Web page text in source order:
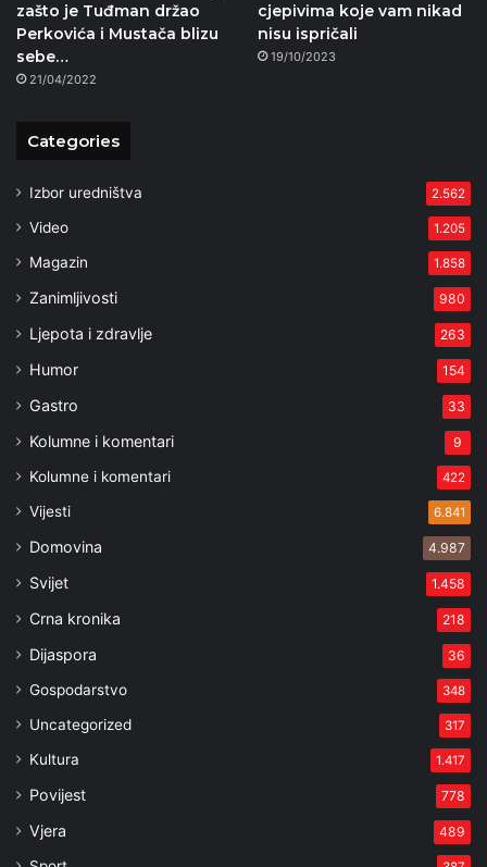
zašto je Tuđman držao
Perkovića i Mustača blizu
sebe…
21/04/2022
cjepivima koje vam nikad
nisu ispričali
19/10/2023
Categories
Izbor uredništva 2.562
Video 1.205
Magazin 1.858
Zanimljivosti 980
Ljepota i zdravlje 263
Humor 154
Gastro 33
Kolumne i komentari 9
Kolumne i komentari 422
Vijesti 6.841
Domovina 4.987
Svijet 1.458
Crna kronika 218
Dijaspora 36
Gospodarstvo 348
Uncategorized 317
Kultura 1.417
Povijest 778
Vjera 489